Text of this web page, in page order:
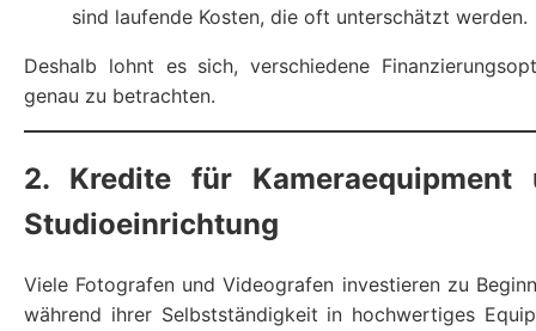
sind laufende Kosten, die oft unterschätzt werden.
Deshalb lohnt es sich, verschiedene
genau zu betrachten.
2. Kredite für Kameraequipment
Studioeinrichtung
Viele Fotografen und Videografen investieren zu
während ihrer Selbstständigkeit in hochwertiges